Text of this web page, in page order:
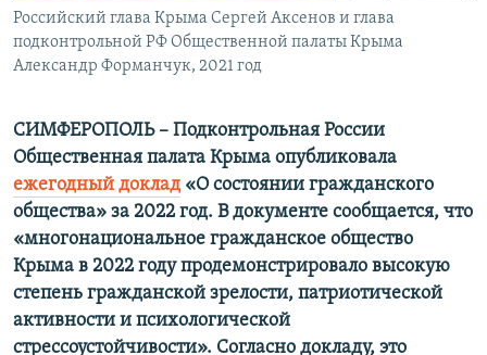
Все сайты RFE/RL
Российский глава Крыма Сергей Аксенов и глава
подконтрольной РФ Общественной палаты Крыма
Александр Форманчук, 2021 год
СИМФЕРОПОЛЬ – Подконтрольная России
Общественная палата Крыма опубликовала
ежегодный доклад«О состоянии гражданского
общества» за 2022 год. В документе сообщается, что
«многонациональное гражданское общество
Крыма в 2022 году продемонстрировало высокую
степень гражданской зрелости, патриотической
активности и психологической
стрессоустойчивости». Согласно докладу, это